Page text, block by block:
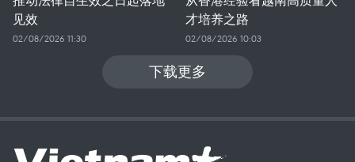
见效
02/08/2026 11:30
才培养之路
02/08/2026 10:03
下载更多